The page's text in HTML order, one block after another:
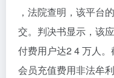
，法院查明，该平台
交。判决书显示，该
付费用户达2 4 万人
会员充值费用非法牟